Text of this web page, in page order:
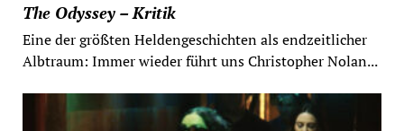
The Odyssey – Kritik
Eine der größten Heldengeschichten als endzeitlicher
Albtraum: Immer wieder führt uns Christopher Nolan...